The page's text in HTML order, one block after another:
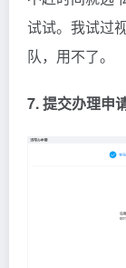
试试。我试过
队，用不了。
7. 提交办理申